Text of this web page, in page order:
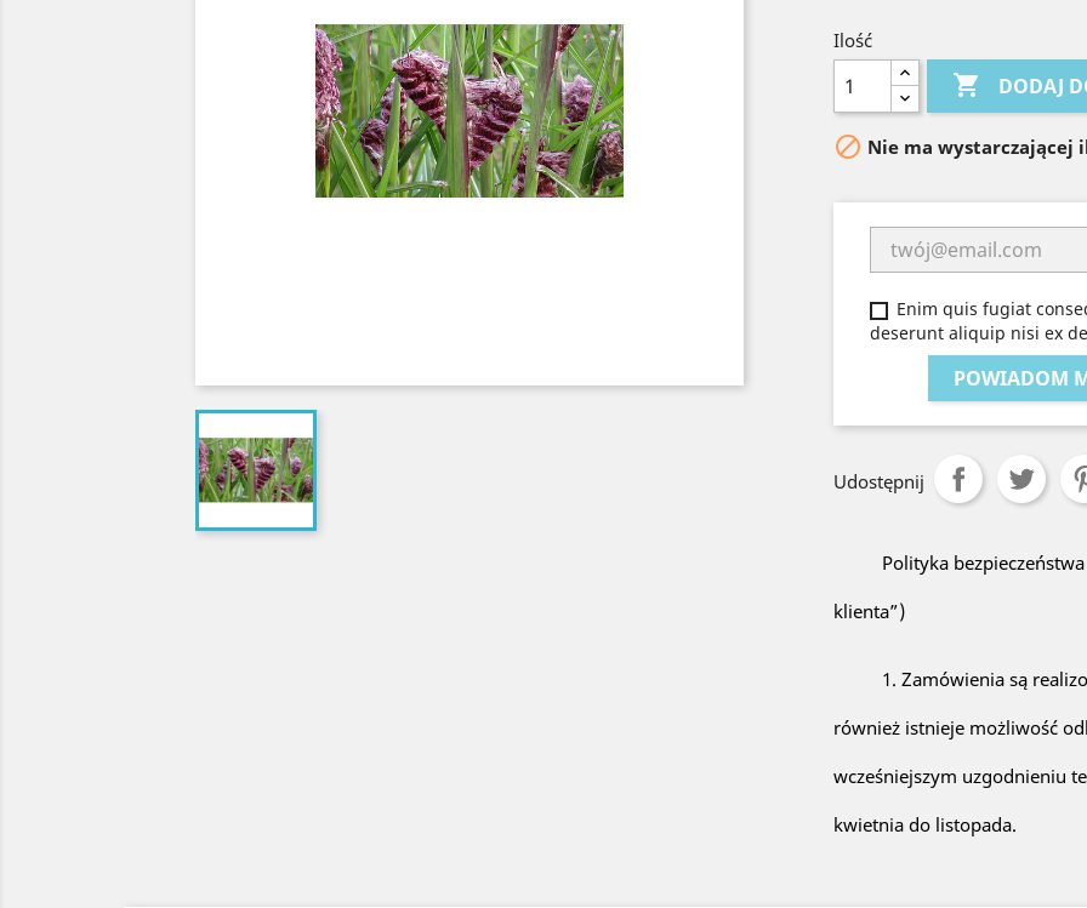
Ilość
 DODAJ
 Nie ma wystarczającej
Enim quis fugiat
deserunt aliquip nisi ex
POWIADOM
Udostępnij
Polityka
klienta”)
1. Zamówienia są
również istnieje możliwość
wcześniejszym uzgodnieniu
kwietnia do listopada.